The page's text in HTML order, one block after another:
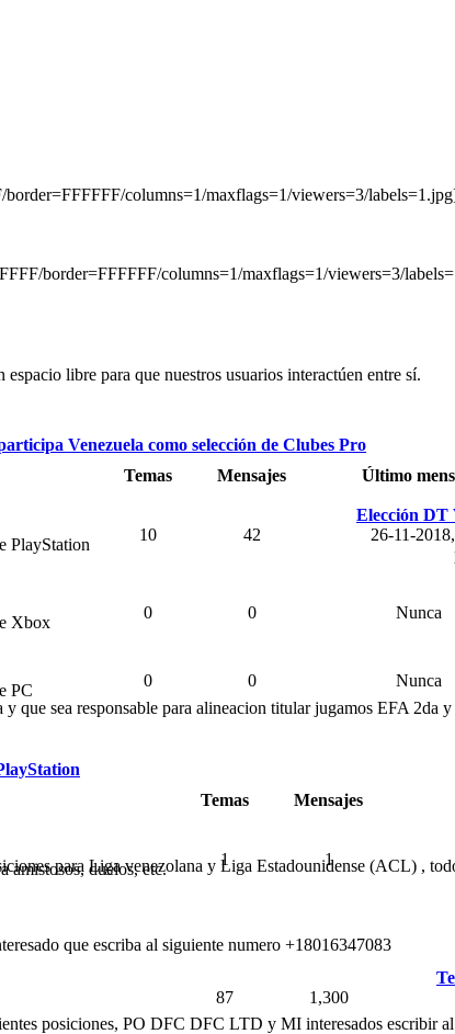
columns=1/maxflags=1/viewers=3/
border=FFFFFF/columns=1/maxflags=1/viewers=3/
que sea responsable para alineacion titular jugamos EFA 2da
para Liga venezolana y Liga Estadounidense (ACL) ,
que escriba al siguiente numero +18016347083
posiciones, PO DFC DFC LTD y MI interesados escribir
libre para que nuestros usuarios interactúen entre sí.
Venezuela como selección de Clubes Pro
Temas Mensajes Último
PlayStation
10 42
Elección DT
26-11-
Xbox
0 0 Nunca
PC
0 0 Nunca
Temas Mensajes
amistosos, duelos, etc.
1 1
87 1,300